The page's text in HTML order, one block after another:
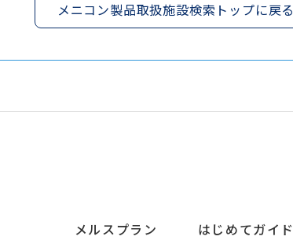
メニコン製品取扱施設検索トップに戻る
メルスプラン はじめてガイド